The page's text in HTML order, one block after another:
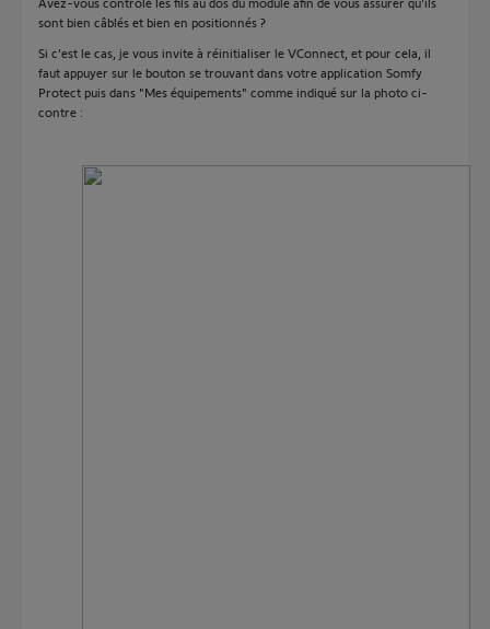
sont bien câblés et bien en positionnés ?
Si c'est le cas, je vous invite à réinitialiser le VConnect, et pour cela, il
faut appuyer sur le bouton se trouvant dans votre application Somfy
Protect puis dans "Mes équipements" comme indiqué sur la photo ci-
contre :